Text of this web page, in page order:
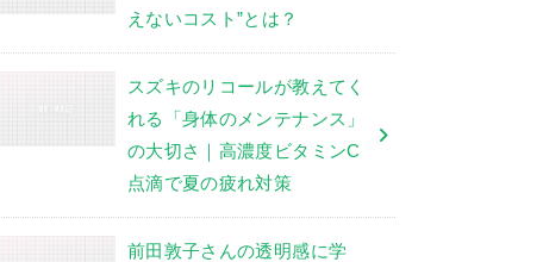
えないコスト”とは？
スズキのリコールが教えてく
れる「身体のメンテナンス」
の大切さ｜高濃度ビタミンC
点滴で夏の疲れ対策
前田敦子さんの透明感に学